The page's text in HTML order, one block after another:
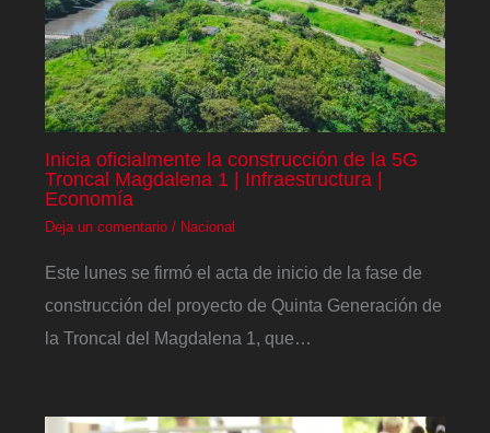
Inicia oficialmente la construcción de la 5G
Troncal Magdalena 1 | Infraestructura |
Economía
Deja un comentario / Nacional
Este lunes se firmó el acta de inicio de la fase de
construcción del proyecto de Quinta Generación de
la Troncal del Magdalena 1, que…